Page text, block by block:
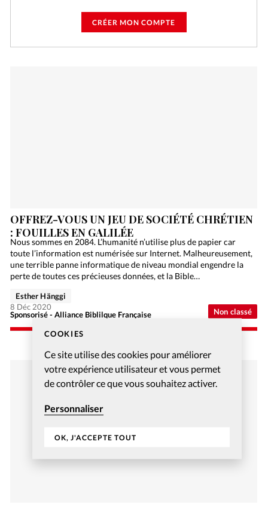
COOKIES
Ce site utilise des cookies pour améliorer
votre expérience utilisateur et vous permet
de contrôler ce que vous souhaitez activer.
Personnaliser
OK, J'ACCEPTE TOUT
CRÉER MON COMPTE
Non classé
OFFREZ-VOUS UN JEU DE SOCIÉTÉ CHRÉTIEN
: FOUILLES EN GALILÉE
Nous sommes en 2084. L’humanité n’utilise plus de papier car
toute l’information est numérisée sur Internet. Malheureusement,
une terrible panne informatique de niveau mondial engendre la
perte de toutes ces précieuses données, et la Bible…
Sponsorisé - Alliance Biblilque Française
Esther Hänggi
8 Déc 2020